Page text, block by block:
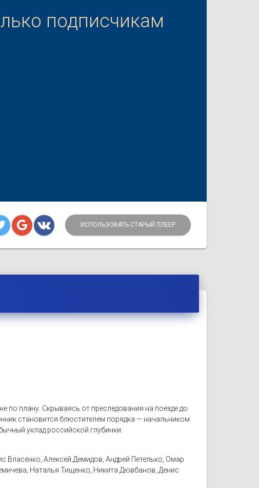
подписчикам
ИСПОЛЬЗОВАТЬ СТАРЫЙ ПЛЕЕР
по плану. Скрываясь от преследования на поезде до
становится блюстителем порядка — начальником
уклад российской глубинки.
Власенко, Алексей Демидов, Андрей Петелько, Омар
Наталья Тищенко, Никита Дювбанов, Денис